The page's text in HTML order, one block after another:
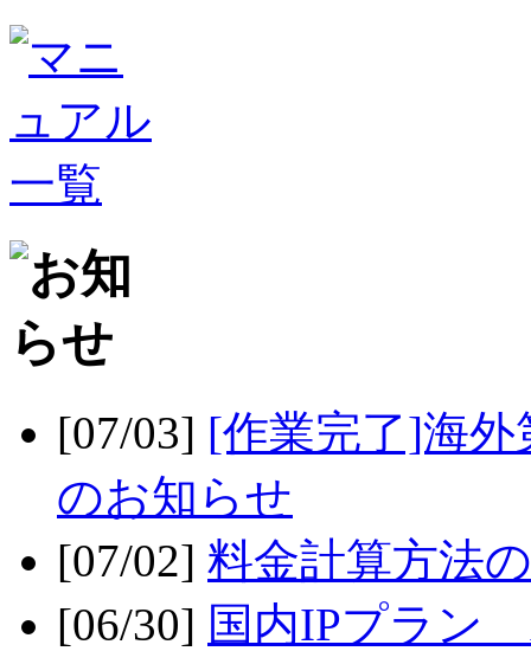
[07/03] [作業完了]海
のお知らせ
[07/02] 料金計算方法
[06/30] 国内IPプラン